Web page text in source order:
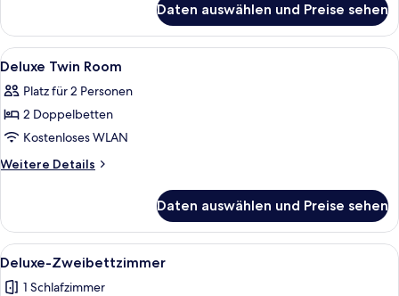
Double
Room
Daten auswählen und Preise sehen
Alle
Fotos
für
Deluxe
Twin
Room
Allergikerbettwaren, Zimmersafe,
2
Deluxe Twin Room
Platz für 2 Personen
2 Doppelbetten
Kostenloses WLAN
Weitere Details
Weitere
Twin
Room
Daten auswählen und Preise sehen
Alle
Fotos
Ein Hotelzimmer mit zwei Betten,
5
Deluxe-Zweibettzimmer
1 Schlafzimmer